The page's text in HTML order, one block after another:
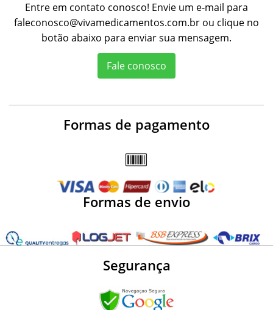
Entre em contato conosco! Envie um e-mail para
faleconosco@vivamedicamentos.com.br ou clique no
botão abaixo para enviar sua mensagem.
Fale conosco
Formas de pagamento
Formas de envio
Segurança